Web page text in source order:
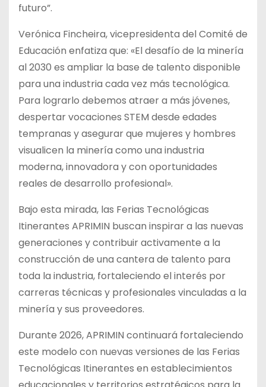
futuro”.
Verónica Fincheira, vicepresidenta del Comité de
Educación enfatiza que: «El desafío de la minería
al 2030 es ampliar la base de talento disponible
para una industria cada vez más tecnológica.
Para lograrlo debemos atraer a más jóvenes,
despertar vocaciones STEM desde edades
tempranas y asegurar que mujeres y hombres
visualicen la minería como una industria
moderna, innovadora y con oportunidades
reales de desarrollo profesional».
Bajo esta mirada, las Ferias Tecnológicas
Itinerantes APRIMIN buscan inspirar a las nuevas
generaciones y contribuir activamente a la
construcción de una cantera de talento para
toda la industria, fortaleciendo el interés por
carreras técnicas y profesionales vinculadas a la
minería y sus proveedores.
Durante 2026, APRIMIN continuará fortaleciendo
este modelo con nuevas versiones de las Ferias
Tecnológicas Itinerantes en establecimientos